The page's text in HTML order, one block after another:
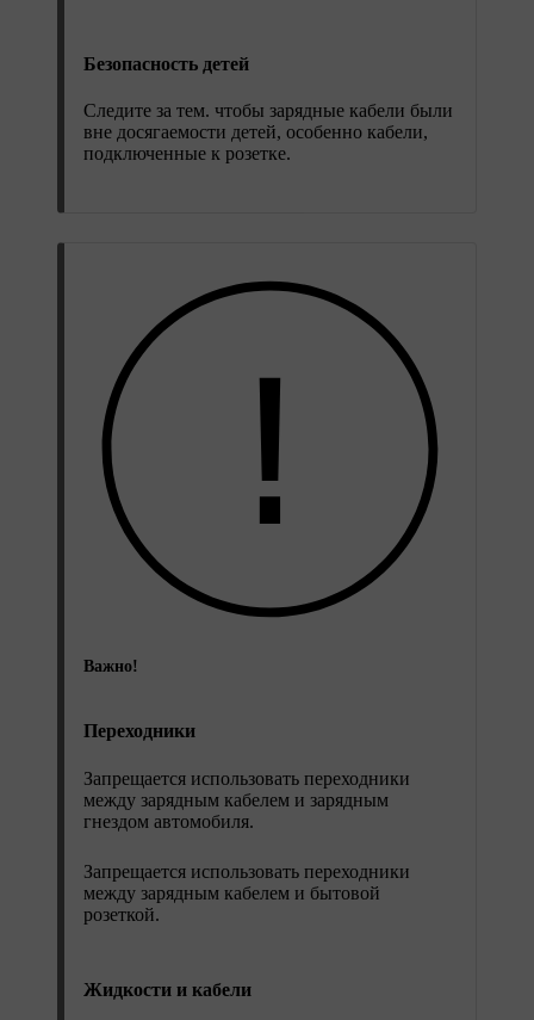
Безопасность детей
Следите за тем. чтобы зарядные кабели были
вне досягаемости детей, особенно кабели,
подключенные к розетке.
Важно!
Переходники
Запрещается использовать переходники
между зарядным кабелем и зарядным
гнездом автомобиля.
Запрещается использовать переходники
между зарядным кабелем и бытовой
розеткой.
Жидкости и кабели